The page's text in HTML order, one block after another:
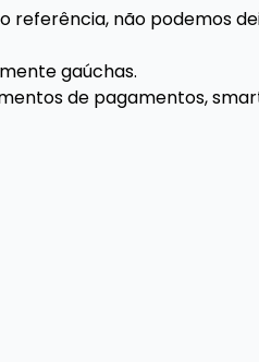
referência, não podemos
gaúchas.
de pagamentos,